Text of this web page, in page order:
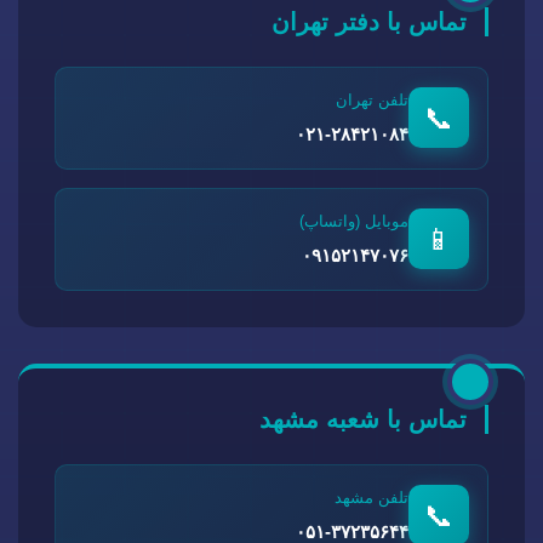
تماس با دفتر تهران
📞
تلفن تهران
۰۲۱-۲۸۴۲۱۰۸۴
📱
موبایل (واتساپ)
۰۹۱۵۲۱۴۷۰۷۶
تماس با شعبه مشهد
📞
تلفن مشهد
۰۵۱-۳۷۲۳۵۶۴۴